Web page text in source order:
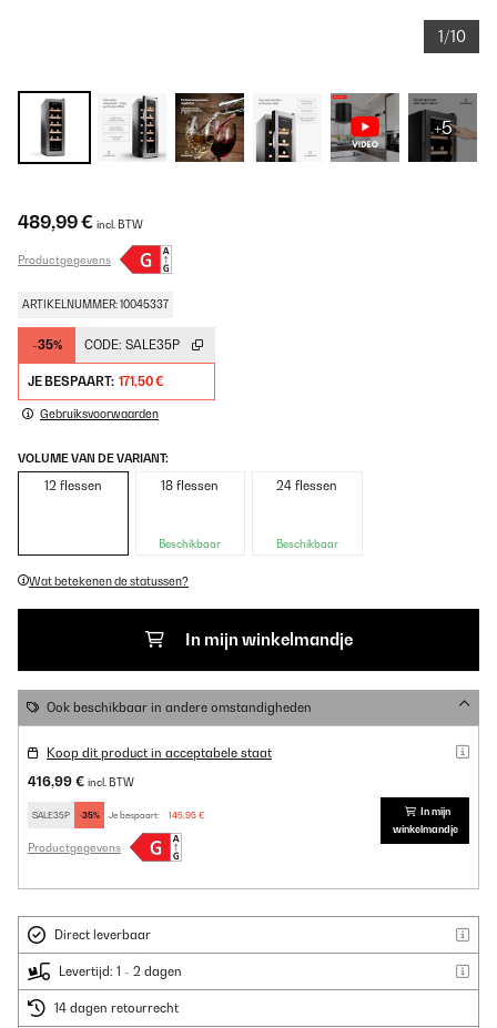
1/10
+5
489,99 € incl. BTW
Productgegevens
ARTIKELNUMMER: 10045337
-35% CODE: SALE35P
JE BESPAART: 171,50 €
Gebruiksvoorwaarden
VOLUME VAN DE VARIANT:
12 flessen 18 flessen
Beschikbaar
24 flessen
Beschikbaar
Wat betekenen de statussen?
In mijn winkelmandje
Ook beschikbaar in andere omstandigheden
Koop dit product in acceptabele staat
416,99 € incl. BTW
SALE35P -35% Je bespaart: 145,95 €
Productgegevens
In mijn
winkelmandje
Direct leverbaar
Levertijd: 1 - 2 dagen
14 dagen retourrecht